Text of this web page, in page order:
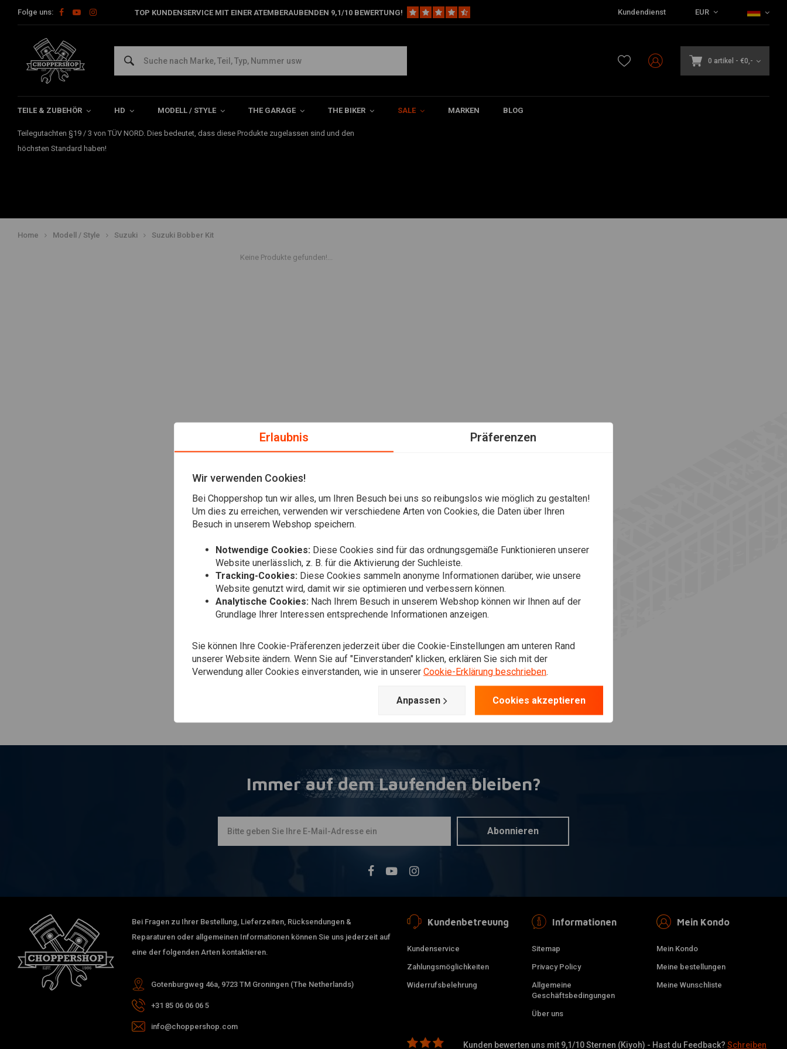
Folge uns: TOP KUNDENSERVICE MIT EINER ATEMBERAUBENDEN 9,1/10 BEWERTUNG! Kundendienst EUR
0 artikel - €0,-
TEILE & ZUBEHÖR HD MODELL / STYLE THE GARAGE THE BIKER SALE MARKEN BLOG
Suzuki Bobber Kit
Suchen Sie ein Yamaha Bobber Kit für Ihren Suzuki M 800 Intruder oder WVB4 Suzuki VL 800 Volusia?
Nun, wir haben Suzuki Bobber Kits für Sie.
Teilegutachten §19 / 3 von TÜV NORD. Dies bedeutet, dass diese Produkte zugelassen sind und den
höchsten Standard haben!
Home Modell / Style Suzuki Suzuki Bobber Kit
Keine Produkte gefunden!...
Immer auf dem Laufenden bleiben?
Abonnieren
Bei Fragen zu Ihrer Bestellung, Lieferzeiten, Rücksendungen &
Reparaturen oder allgemeinen Informationen können Sie uns jederzeit auf
eine der folgenden Arten kontaktieren.
Gotenburgweg 46a, 9723 TM Groningen (The Netherlands)
+31 85 06 06 06 5
info@choppershop.com
Kundenbetreuung
Kundenservice
Zahlungsmöglichkeiten
Widerrufsbelehrung
Informationen
Sitemap
Privacy Policy
Allgemeine
Geschäftsbedingungen
Über uns
Mein Kondo
Mein Kondo
Meine bestellungen
Meine Wunschliste
Kunden bewerten uns mit 9,1/10 Sternen (Kiyoh) - Hast du Feedback?Schreiben
Erlaubnis Präferenzen
Wir verwenden Cookies!
Bei Choppershop tun wir alles, um Ihren Besuch bei uns so reibungslos wie möglich zu gestalten!
Um dies zu erreichen, verwenden wir verschiedene Arten von Cookies, die Daten über Ihren
Besuch in unserem Webshop speichern.
Notwendige Cookies: Diese Cookies sind für das ordnungsgemäße Funktionieren unserer
Website unerlässlich, z. B. für die Aktivierung der Suchleiste.
Tracking-Cookies: Diese Cookies sammeln anonyme Informationen darüber, wie unsere
Website genutzt wird, damit wir sie optimieren und verbessern können.
Analytische Cookies: Nach Ihrem Besuch in unserem Webshop können wir Ihnen auf der
Grundlage Ihrer Interessen entsprechende Informationen anzeigen.
Sie können Ihre Cookie-Präferenzen jederzeit über die Cookie-Einstellungen am unteren Rand
unserer Website ändern. Wenn Sie auf "Einverstanden" klicken, erklären Sie sich mit der
Verwendung aller Cookies einverstanden, wie in unserer Cookie-Erklärung beschrieben.
Anpassen Cookies akzeptieren